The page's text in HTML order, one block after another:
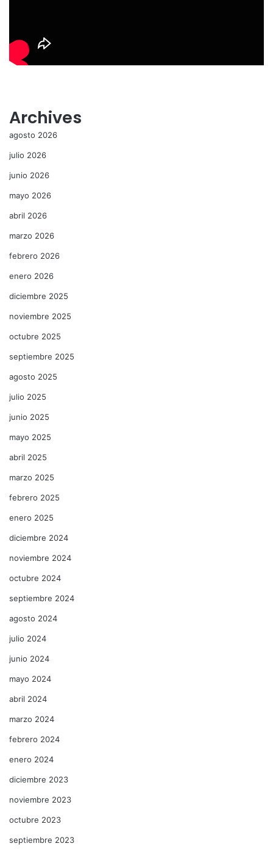
Archives
agosto 2026
julio 2026
junio 2026
mayo 2026
abril 2026
marzo 2026
febrero 2026
enero 2026
diciembre 2025
noviembre 2025
octubre 2025
septiembre 2025
agosto 2025
julio 2025
junio 2025
mayo 2025
abril 2025
marzo 2025
febrero 2025
enero 2025
diciembre 2024
noviembre 2024
octubre 2024
septiembre 2024
agosto 2024
julio 2024
junio 2024
mayo 2024
abril 2024
marzo 2024
febrero 2024
enero 2024
diciembre 2023
noviembre 2023
octubre 2023
septiembre 2023